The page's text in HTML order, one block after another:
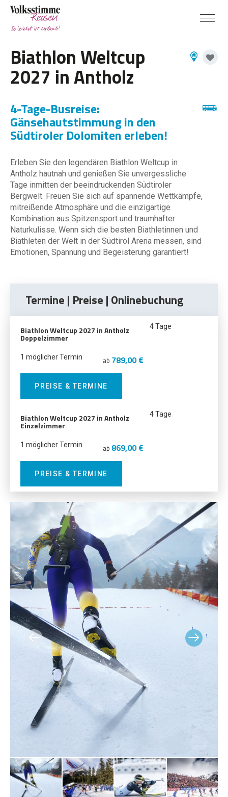
Biathlon Weltcup
2027 in Antholz
4-Tage-Busreise:
Gänsehautstimmung in den
Südtiroler Dolomiten erleben!
Erleben Sie den legendären Biathlon Weltcup in
Antholz hautnah und genießen Sie unvergessliche
Tage inmitten der beeindruckenden Südtiroler
Bergwelt. Freuen Sie sich auf spannende Wettkämpfe,
mitreißende Atmosphäre und die einzigartige
Kombination aus Spitzensport und traumhafter
Naturkulisse. Wenn sich die besten Biathletinnen und
Biathleten der Welt in der Südtirol Arena messen, sind
Emotionen, Spannung und Begeisterung garantiert!
Termine | Preise | Onlinebuchung
Biathlon Weltcup 2027 in Antholz
Doppelzimmer
4 Tage
1 möglicher Termin ab 789,00 €
PREISE & TERMINE
Biathlon Weltcup 2027 in Antholz
Einzelzimmer
4 Tage
1 möglicher Termin ab 869,00 €
PREISE & TERMINE